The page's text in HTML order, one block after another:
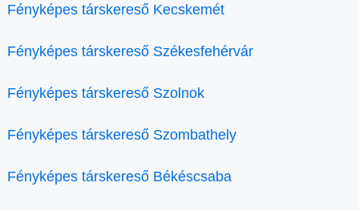
Fényképes társkereső Kecskemét
Fényképes társkereső Székesfehérvár
Fényképes társkereső Szolnok
Fényképes társkereső Szombathely
Fényképes társkereső Békéscsaba